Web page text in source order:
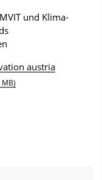
und Klima-
austria